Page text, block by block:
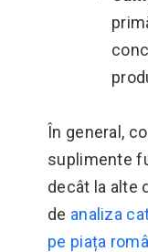
În general,
suplimente
decât la alte
de analiza
pe piața